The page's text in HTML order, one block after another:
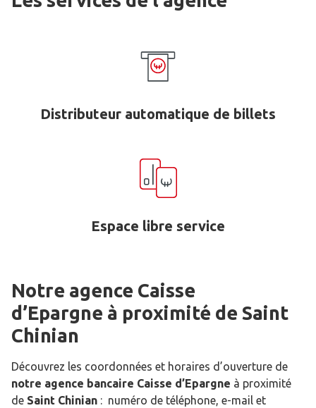
Distributeur automatique de billets
Espace libre service
Notre agence Caisse
d’Epargne à proximité de Saint
Chinian
Découvrez les coordonnées et horaires d’ouverture de
notre agence bancaire Caisse d’Epargne à proximité
de Saint Chinian : numéro de téléphone, e-mail et